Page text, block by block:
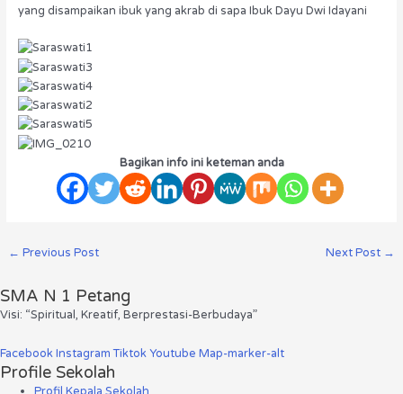
yang disampaikan ibuk yang akrab di sapa Ibuk Dayu Dwi Idayani
Bagikan info ini keteman anda
← Previous Post Next Post →
SMA N 1 Petang
Visi: “Spiritual, Kreatif, Berprestasi-Berbudaya”
FacebookInstagram TiktokYoutube Map-marker-alt
Profile Sekolah